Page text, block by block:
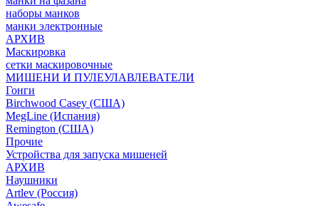
наборы манков
манки электронные
АРХИВ
Маскировка
сетки маскировочные
МИШЕНИ И ПУЛЕУЛАВЛЕВАТЕЛИ
Гонги
Birchwood Casey (США)
MegLine (Испания)
Remington (США)
Прочие
Устройства для запуска мишеней
АРХИВ
Наушники
Artlev (Россия)